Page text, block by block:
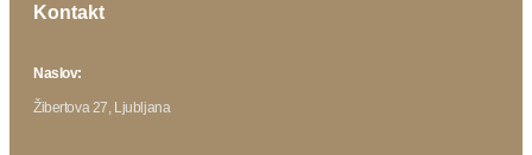
Kontakt
Naslov:
Žibertova 27, Ljubljana